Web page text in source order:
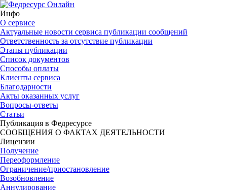
Инфо
О сервисе
Актуальные новости сервиса публикации сообщений
Ответственность за отсутствие публикации
Этапы публикации
Список документов
Способы оплаты
Клиенты сервиса
Благодарности
Акты оказанных услуг
Вопросы-ответы
Статьи
Публикация в Федресурсе
СООБЩЕНИЯ О ФАКТАХ ДЕЯТЕЛЬНОСТИ
Лицензии
Получение
Переоформление
Ограничение/приостановление
Возобновление
Аннулирование